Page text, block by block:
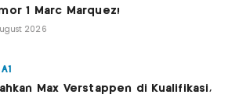
1 Marc Marquez!
2026
Max Verstappen di Kualifikasi,